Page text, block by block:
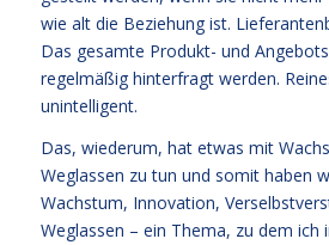
wie alt die Beziehung ist.
Das gesamte Produkt- und
regelmäßig hinterfragt werden.
unintelligent.
Das, wiederum, hat etwas mit
Weglassen zu tun und somit haben
Wachstum, Innovation,
Weglassen – ein Thema, zu dem ich